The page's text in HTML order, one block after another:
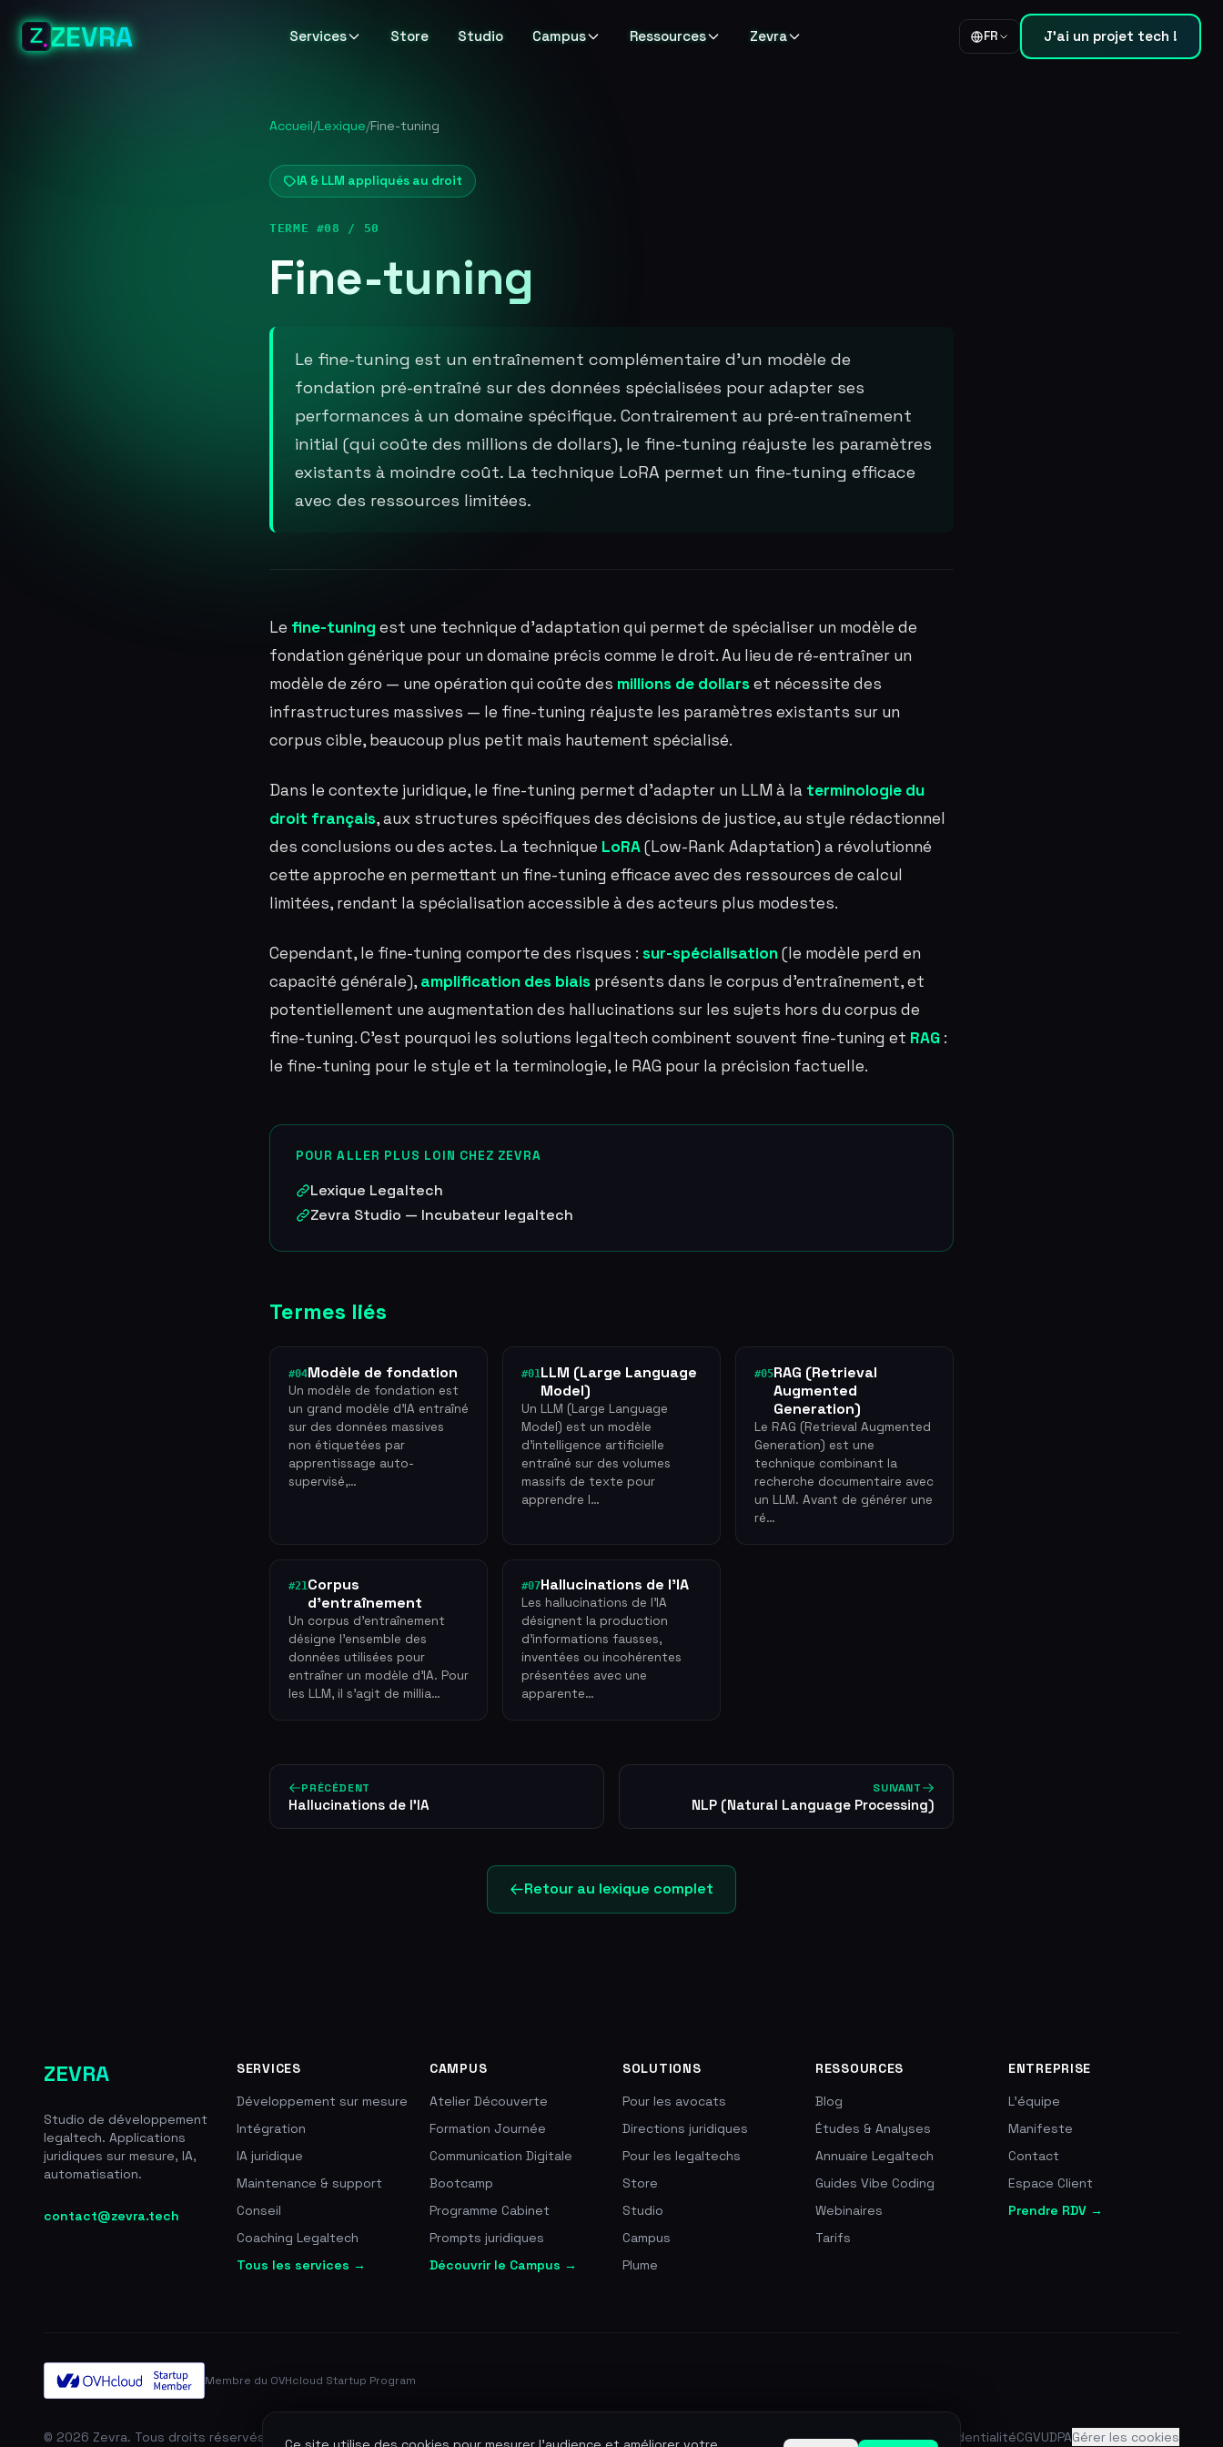
ZEVRA Services Store Studio Campus Ressources Zevra FR J'ai un projet tech !
Accueil/Lexique/Fine-tuning
IA & LLM appliqués au droit
TERME #08 / 50
Fine-tuning
Le fine-tuning est un entraînement complémentaire d'un modèle de
fondation pré-entraîné sur des données spécialisées pour adapter ses
performances à un domaine spécifique. Contrairement au pré-entraînement
initial (qui coûte des millions de dollars), le fine-tuning réajuste les paramètres
existants à moindre coût. La technique LoRA permet un fine-tuning efficace
avec des ressources limitées.
Le fine-tuning est une technique d'adaptation qui permet de spécialiser un modèle de
fondation générique pour un domaine précis comme le droit. Au lieu de ré-entraîner un
modèle de zéro — une opération qui coûte des millions de dollarset nécessite des
infrastructures massives — le fine-tuning réajuste les paramètres existants sur un
corpus cible, beaucoup plus petit mais hautement spécialisé.
Dans le contexte juridique, le fine-tuning permet d'adapter un LLM à la terminologie du
droit français, aux structures spécifiques des décisions de justice, au style rédactionnel
des conclusions ou des actes. La technique LoRA(Low-Rank Adaptation) a révolutionné
cette approche en permettant un fine-tuning efficace avec des ressources de calcul
limitées, rendant la spécialisation accessible à des acteurs plus modestes.
Cependant, le fine-tuning comporte des risques : sur-spécialisation(le modèle perd en
capacité générale), amplification des biais présents dans le corpus d'entraînement, et
potentiellement une augmentation des hallucinations sur les sujets hors du corpus de
fine-tuning. C'est pourquoi les solutions legaltech combinent souvent fine-tuning et RAG :
le fine-tuning pour le style et la terminologie, le RAG pour la précision factuelle.
POUR ALLER PLUS LOIN CHEZ ZEVRA
Lexique Legaltech
Zevra Studio — Incubateur legaltech
Termes liés
#04Modèle de fondation
Un modèle de fondation est
un grand modèle d'IA entraîné
sur des données massives
non étiquetées par
apprentissage auto-
supervisé,…
#01LLM (Large Language
Model)
Un LLM (Large Language
Model) est un modèle
d'intelligence artificielle
entraîné sur des volumes
massifs de texte pour
apprendre l…
#05RAG (Retrieval
Augmented
Generation)
Le RAG (Retrieval Augmented
Generation) est une
technique combinant la
recherche documentaire avec
un LLM. Avant de générer une
ré…
#21Corpus
d'entraînement
Un corpus d'entraînement
désigne l'ensemble des
données utilisées pour
entraîner un modèle d'IA. Pour
les LLM, il s'agit de millia…
#07Hallucinations de l'IA
Les hallucinations de l'IA
désignent la production
d'informations fausses,
inventées ou incohérentes
présentées avec une
apparente…
PRÉCÉDENT
Hallucinations de l'IA
SUIVANT
NLP (Natural Language Processing)
Retour au lexique complet
ZEVRA
Studio de développement
legaltech. Applications
juridiques sur mesure, IA,
automatisation.
contact@zevra.tech
SERVICES
Développement sur mesure
Intégration
IA juridique
Maintenance & support
Conseil
Coaching Legaltech
Tous les services →
CAMPUS
Atelier Découverte
Formation Journée
Communication Digitale
Bootcamp
Programme Cabinet
Prompts juridiques
Découvrir le Campus →
SOLUTIONS
Pour les avocats
Directions juridiques
Pour les legaltechs
Store
Studio
Campus
Plume
RESSOURCES
Blog
Études & Analyses
Annuaire Legaltech
Guides Vibe Coding
Webinaires
Tarifs
ENTREPRISE
L'équipe
Manifeste
Contact
Espace Client
Prendre RDV →
Membre du OVHcloud Startup Program
© 2026 Zevra. Tous droits réservés. Mentions légalesConfidentialitéCGVUDPAGérer les cookies